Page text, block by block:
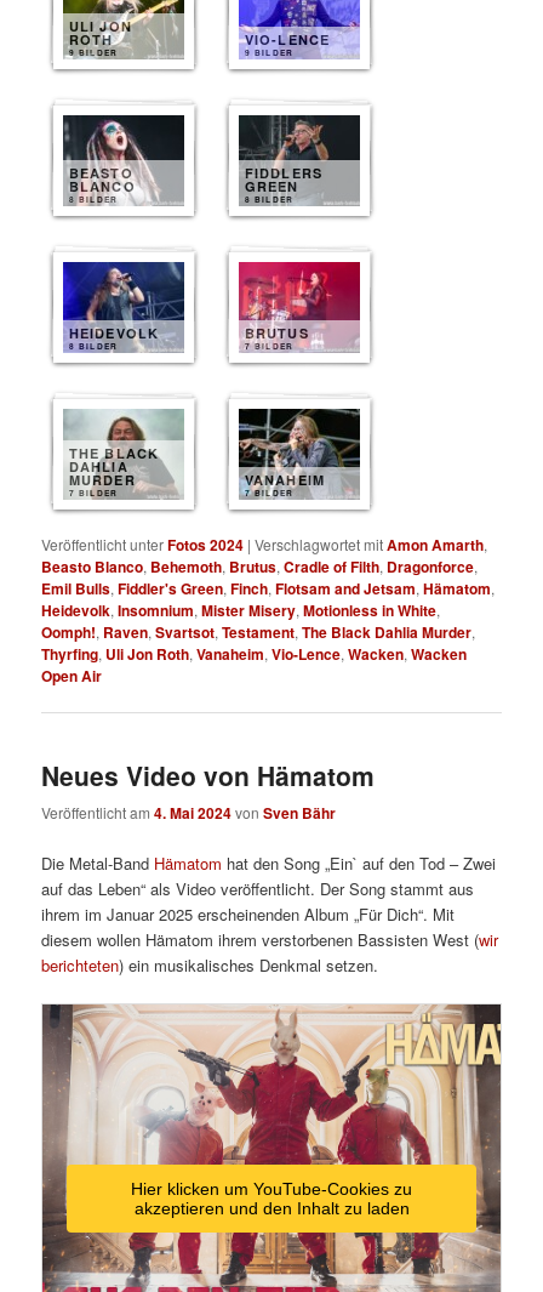
ULI JON
ROTH
9 BILDER
VIO-LENCE
9 BILDER
BEASTO
BLANCO
8 BILDER
FIDDLERS
GREEN
8 BILDER
HEIDEVOLK
8 BILDER
BRUTUS
7 BILDER
THE BLACK
DAHLIA
MURDER
7 BILDER
VANAHEIM
7 BILDER
Veröffentlicht unterFotos 2024 |Verschlagwortet mitAmon Amarth,
Beasto Blanco, Behemoth, Brutus,Cradle of Filth, Dragonforce,
Emil Bulls,Fiddler's Green,Finch,Flotsam and Jetsam,Hämatom,
Heidevolk,Insomnium,Mister Misery,Motionless in White,
Oomph!, Raven,Svartsot,Testament,The Black Dahlia Murder,
Thyrfing, Uli Jon Roth,Vanaheim,Vio-Lence,Wacken,Wacken
Open Air
Neues Video von Hämatom
Veröffentlicht am4. Mai 2024vonSven Bähr
Die Metal-Band Hämatom hat den Song „Ein` auf den Tod – Zwei
auf das Leben“ als Video veröffentlicht. Der Song stammt aus
ihrem im Januar 2025 erscheinenden Album „Für Dich“. Mit
diesem wollen Hämatom ihrem verstorbenen Bassisten West (wir
berichteten) ein musikalisches Denkmal setzen.
Hier klicken um YouTube-Cookies zu
akzeptieren und den Inhalt zu laden